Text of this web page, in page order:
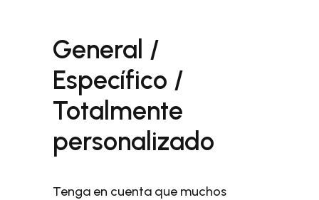
General /
Específico /
Totalmente
personalizado
Tenga en cuenta que muchos